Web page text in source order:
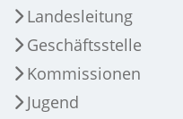
Landesleitung
Geschäftsstelle
Kommissionen
Jugend